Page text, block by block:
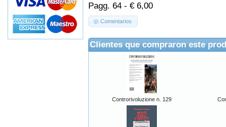
Pagg. 64 - € 6,00
Comentarios
Clientes que compraron este
Controrivoluzione n. 129